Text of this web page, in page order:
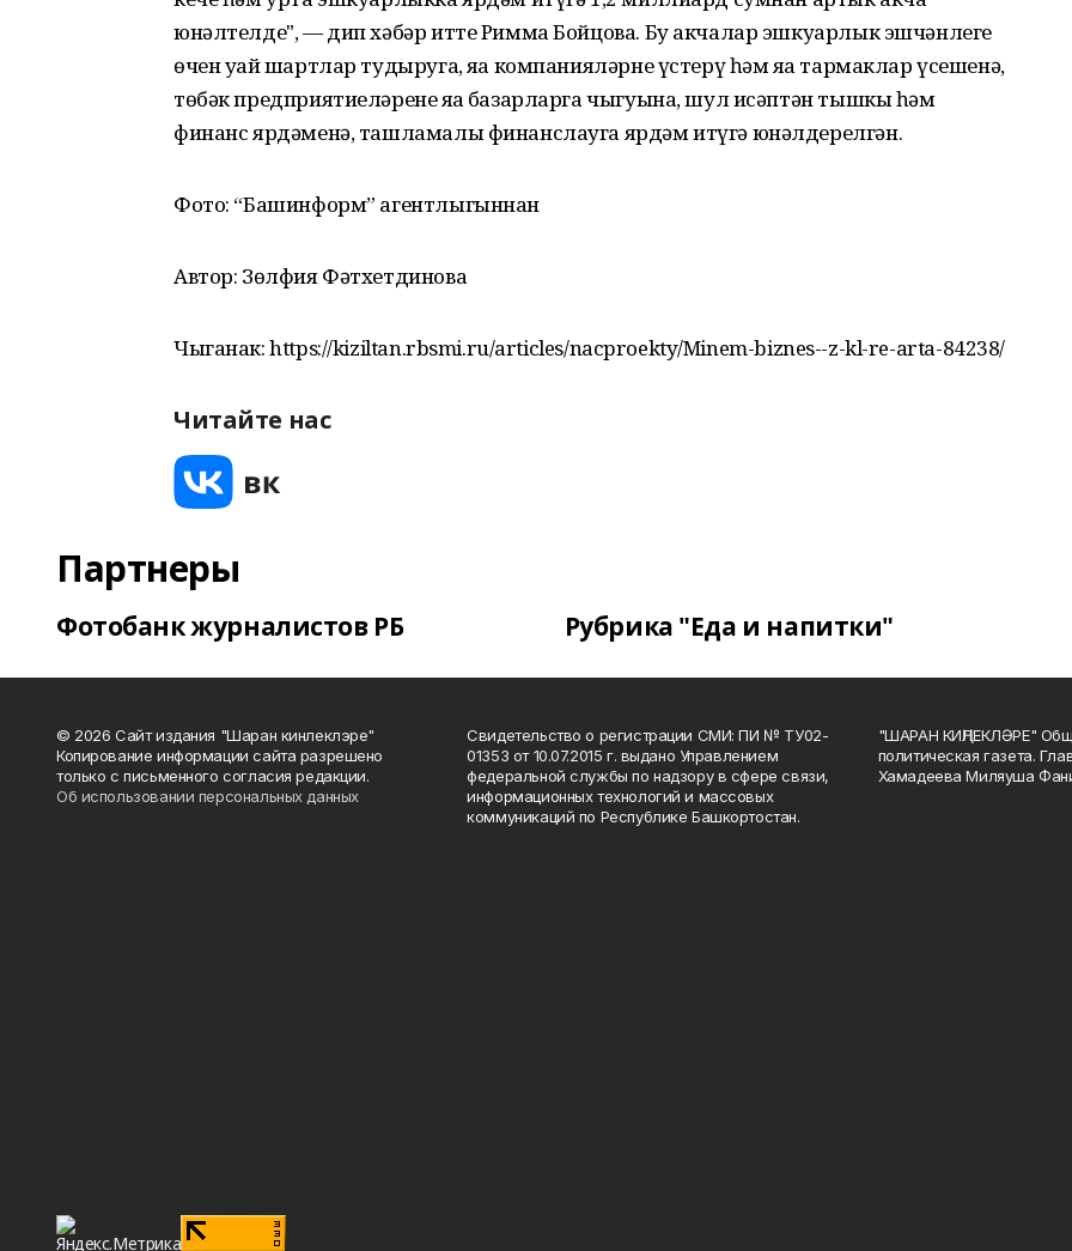
юнәлтелде", — дип хәбәр итте Римма Бойцова. Бу акчалар эшкуарлык эшчәнлеге
өчен уңай шартлар тудыруга, яңа компанияләрне үстерү һәм яңа тармаклар үсешенә,
төбәк предприятиеләренең яңа базарларга чыгуына, шул исәптән тышкы һәм
финанс ярдәменә, ташламалы финанслауга ярдәм итүгә юнәлдерелгән.
Фото: “Башинформ” агентлыгыннан
Автор: Зөлфия Фәтхетдинова
Чыганак: https://kiziltan.rbsmi.ru/articles/nacproekty/Minem-biznes--z-kl-re-arta-84238/
Читайте нас
Партнеры
Фотобанк журналистов РБ Рубрика "Еда и напитки"
© 2026 Сайт издания "Шаран кинлеклэре"
Копирование информации сайта разрешено
только с письменного согласия редакции.
Об использовании персональных данных
Свидетельство о регистрации СМИ: ПИ № ТУ02-
01353 от 10.07.2015 г. выдано Управлением
федеральной службы по надзору в сфере связи,
информационных технологий и массовых
коммуникаций по Республике Башкортостан.
"ШАРАН КИҢЛЕКЛӘРЕ"
политическая газета.
Хамадеева Миляуша